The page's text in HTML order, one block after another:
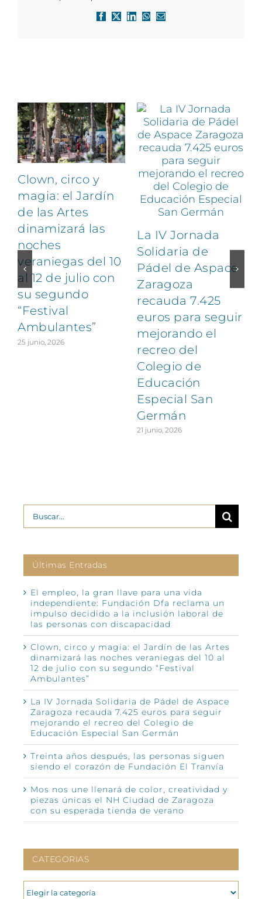
Facebook
X LinkedInWhatsApp
Correo
Clown, circo y
magia: el Jardín
de las Artes
dinamizará las
noches
veraniegas del 10
al 12 de julio con
su segundo
“Festival
Ambulantes”
25 junio, 2026
La IV Jornada
Solidaria de
Pádel de Aspace
Zaragoza
recauda 7.425
euros para seguir
mejorando el
recreo del
Colegio de
Educación
Especial San
Germán
21 junio, 2026
Buscar:
Últimas Entradas
El empleo, la gran llave para una vida
independiente: Fundación Dfa reclama un
impulso decidido a la inclusión laboral de
las personas con discapacidad
Clown, circo y magia: el Jardín de las Artes
dinamizará las noches veraniegas del 10 al
12 de julio con su segundo “Festival
Ambulantes”
La IV Jornada Solidaria de Pádel de Aspace
Zaragoza recauda 7.425 euros para seguir
mejorando el recreo del Colegio de
Educación Especial San Germán
Treinta años después, las personas siguen
siendo el corazón de Fundación El Tranvía
Mos nos une llenará de color, creatividad y
piezas únicas el NH Ciudad de Zaragoza
con su esperada tienda de verano
CATEGORIAS
CATEGORIAS